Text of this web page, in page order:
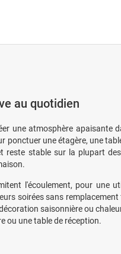
au quotidien
une atmosphère apaisante
ponctuer une étagère, une
reste stable sur la plupart
l'écoulement, pour une
soirées sans
saisonnière ou
ou une table de réception.